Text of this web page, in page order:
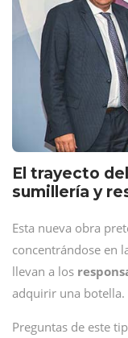
El trayecto
sumillería y
Esta nueva obra
concentrándose en
llevan a los
adquirir una botella.
Preguntas de este